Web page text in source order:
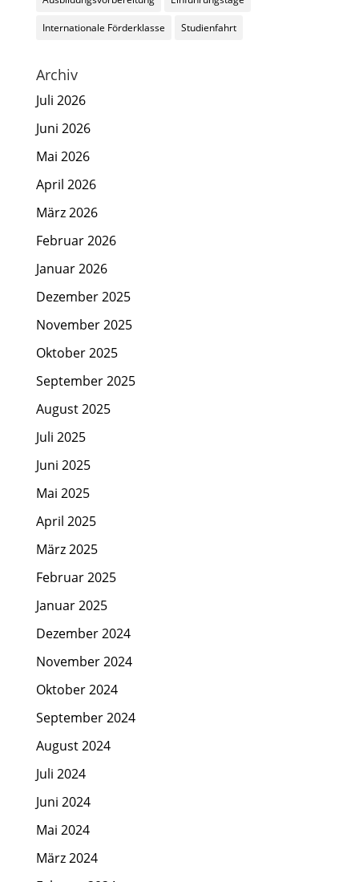
Internationale Förderklasse Studienfahrt
Archiv
Juli 2026
Juni 2026
Mai 2026
April 2026
März 2026
Februar 2026
Januar 2026
Dezember 2025
November 2025
Oktober 2025
September 2025
August 2025
Juli 2025
Juni 2025
Mai 2025
April 2025
März 2025
Februar 2025
Januar 2025
Dezember 2024
November 2024
Oktober 2024
September 2024
August 2024
Juli 2024
Juni 2024
Mai 2024
März 2024